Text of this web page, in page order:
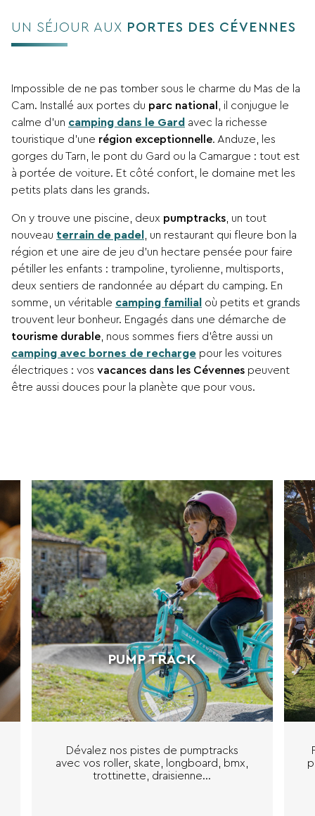
UN SÉJOUR AUX PORTES DES CÉVENNES
Impossible de ne pas tomber sous le charme du Mas de la
Cam. Installé aux portes du parc national
, il conjugue le
calme d’un camping dans le Gard avec la richesse
touristique d’une région exceptionnelle. Anduze, les
gorges du Tarn, le pont du Gard ou la Camargue : tout est
à portée de voiture. Et côté confort, le domaine met les
petits plats dans les grands.
On y trouve une piscine, deux pumptracks , un tout
nouveau terrain de padel
, un restaurant qui fleure bon la
région et une aire de jeu d’un hectare pensée pour faire
pétiller les enfants : trampoline, tyrolienne, multisports,
deux sentiers de randonnée au départ du camping. En
somme, un véritable camping familial où petits et grands
trouvent leur bonheur. Engagés dans une démarche de
tourisme durable , nous sommes fiers d’être aussi un
camping avec bornes de recharge pour les voitures
électriques : vos vacances dans les Cévennes peuvent
être aussi douces pour la planète que pour vous.
PUMP TRACK
Dévalez nos pistes de pumptracks
avec vos roller, skate, longboard, bmx,
trottinette, draisienne…